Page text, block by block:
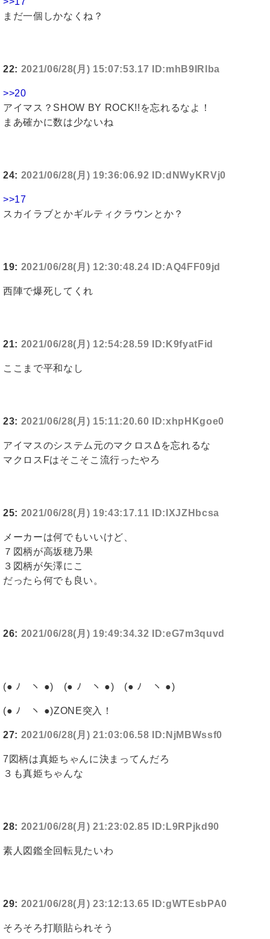
まだ一個しかなくね？
22: 2021/06/28(月) 15:07:53.17 ID:mhB9lRlba
>>20
アイマス？SHOW BY ROCK!!を忘れるなよ！
まあ確かに数は少ないね
24: 2021/06/28(月) 19:36:06.92 ID:dNWyKRVj0
>>17
スカイラブとかギルティクラウンとか？
19: 2021/06/28(月) 12:30:48.24 ID:AQ4FF09jd
西陣で爆死してくれ
21: 2021/06/28(月) 12:54:28.59 ID:K9fyatFid
ここまで平和なし
23: 2021/06/28(月) 15:11:20.60 ID:xhpHKgoe0
アイマスのシステム元のマクロスΔを忘れるな
マクロスFはそこそこ流行ったやろ
25: 2021/06/28(月) 19:43:17.11 ID:IXJZHbcsa
メーカーは何でもいいけど、
７図柄が高坂穂乃果
３図柄が矢澤にこ
だったら何でも良い。
26: 2021/06/28(月) 19:49:34.32 ID:eG7m3quvd
(● ﾉ ヽ ●) (● ﾉ ヽ ●) (● ﾉ ヽ ●)
(● ﾉ ヽ ●)ZONE突入！
27: 2021/06/28(月) 21:03:06.58 ID:NjMBWssf0
7図柄は真姫ちゃんに決まってんだろ
３も真姫ちゃんな
28: 2021/06/28(月) 21:23:02.85 ID:L9RPjkd90
素人図鑑全回転見たいわ
29: 2021/06/28(月) 23:12:13.65 ID:gWTEsbPA0
そろそろ打順貼られそう